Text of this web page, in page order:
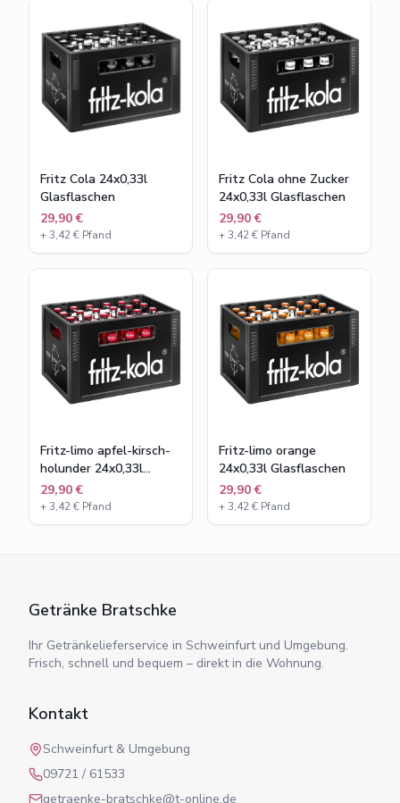
Fritz Cola 24x0,33l
Glasflaschen
29,90 €
+3,42€ Pfand
Fritz Cola ohne Zucker
24x0,33l Glasflaschen
29,90 €
+3,42€ Pfand
Fritz-limo apfel-kirsch-
holunder 24x0,33l
Glasflaschen
29,90 €
+3,42€ Pfand
Fritz-limo orange
24x0,33l Glasflaschen
29,90 €
+3,42€ Pfand
Getränke Bratschke
Ihr Getränkelieferservice in Schweinfurt und Umgebung.
Frisch, schnell und bequem – direkt in die Wohnung.
Kontakt
Schweinfurt & Umgebung
09721 / 61533
getraenke-bratschke@t-online.de